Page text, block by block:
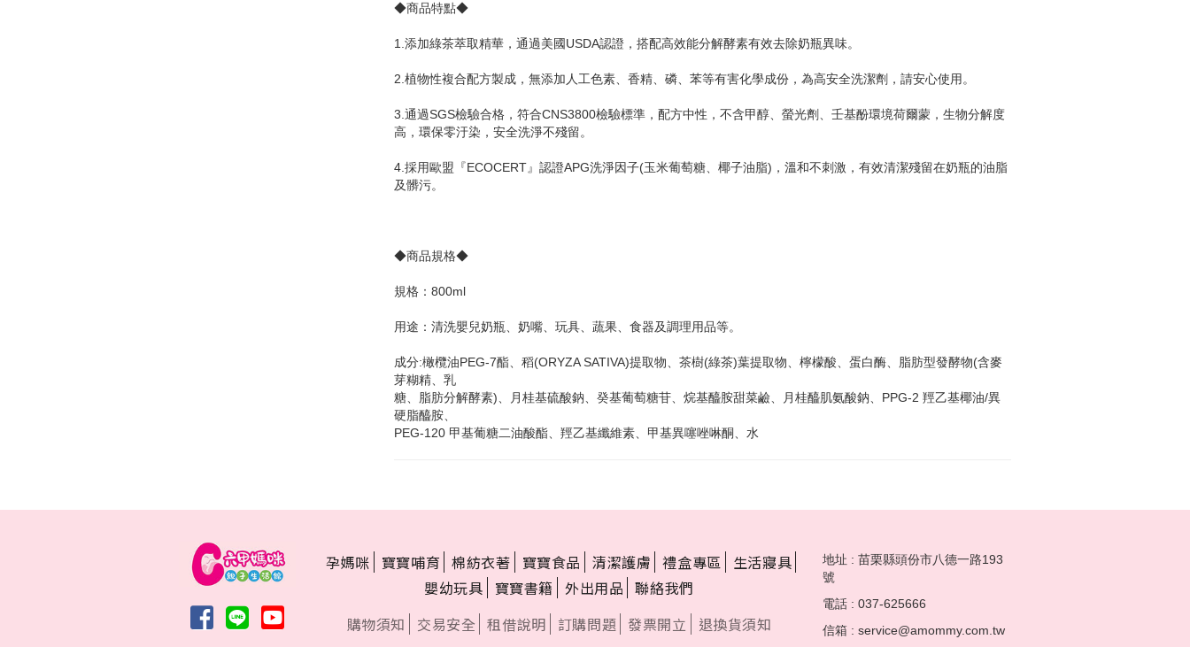
◆商品特點◆
1.添加綠茶萃取精華，通過美國USDA認證，搭配高效能分解酵素有效去除奶瓶異味。
2.植物性複合配方製成，無添加人工色素、香精、磷、苯等有害化學成份，為高安全洗潔劑，請安心使用。
3.通過SGS檢驗合格，符合CNS3800檢驗標準，配方中性，不含甲醇、螢光劑、壬基酚環境荷爾蒙，生物分解度
高，環保零汙染，安全洗淨不殘留。
4.採用歐盟『ECOCERT』認證APG洗淨因子(玉米葡萄糖、椰子油脂)，溫和不刺激，有效清潔殘留在奶瓶的油脂
及髒污。
◆商品規格◆
規格：800ml
用途：清洗嬰兒奶瓶、奶嘴、玩具、蔬果、食器及調理用品等。
成分:橄欖油PEG-7酯、稻(ORYZA SATIVA)提取物、茶樹(綠茶)葉提取物、檸檬酸、蛋白酶、脂肪型發酵物(含麥
芽糊精、乳
糖、脂肪分解酵素)、月桂基硫酸鈉、癸基葡萄糖苷、烷基醯胺甜菜鹼、月桂醯肌氨酸鈉、PPG-2 羥乙基椰油/異
硬脂醯胺、
PEG-120 甲基葡糖二油酸酯、羥乙基纖維素、甲基異噻唑啉酮、水
孕媽咪 寶寶哺育 棉紡衣著 寶寶食品 清潔護膚 禮盒專區
生活寢具
嬰幼玩具
寶寶書籍 外出用品
聯絡我們
購物須知
交易安全 租借說明 訂購問題 發票開立 退換貨須知
地址 : 苗栗縣頭份市八德一路193
號
電話 : 037-625666
信箱 : service@amommy.com.tw